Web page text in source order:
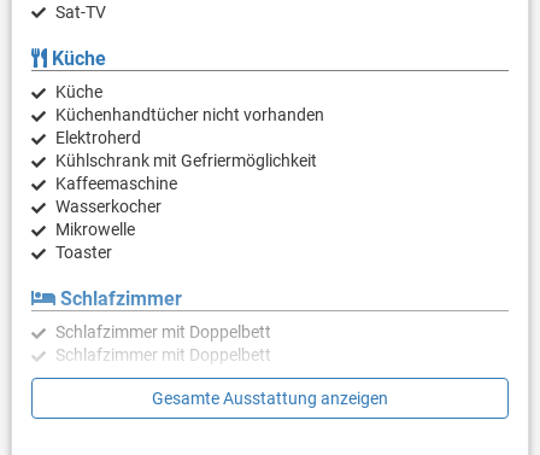
Sat-TV
Küche
Küche
Küchenhandtücher nicht vorhanden
Elektroherd
Kühlschrank mit Gefriermöglichkeit
Kaffeemaschine
Wasserkocher
Mikrowelle
Toaster
Schlafzimmer
Schlafzimmer mit Doppelbett
Schlafzimmer mit Doppelbett
BadezimmerGesamte Ausstattung anzeigen